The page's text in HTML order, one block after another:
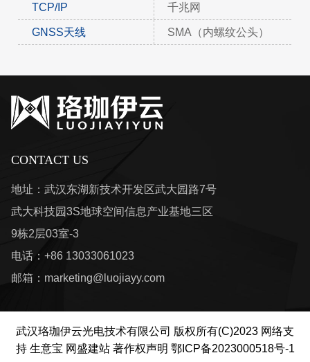
TCP/IP 千兆网
GNSS天线 SMA（内螺纹公头）
CONTACT US
地址：武汉东湖新技术开发区武大园路7号
武大科技园3S地球空间信息产业基地三区
9栋2层03室-3
电话：+86 13033061023
邮箱： marketing@luojiayy.com
武汉珞珈伊云光电技术有限公司 版权所有(C)2023 网络支
持 生意宝 网盛建站 著作权声明 鄂ICP备2023000518号-1